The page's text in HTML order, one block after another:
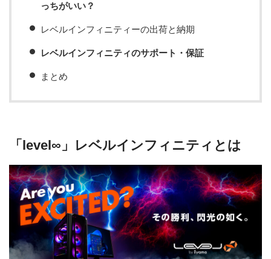
っちがいい？
レベルインフィニティーの出荷と納期
レベルインフィニティのサポート・保証
まとめ
「level∞」レベルインフィニティとは